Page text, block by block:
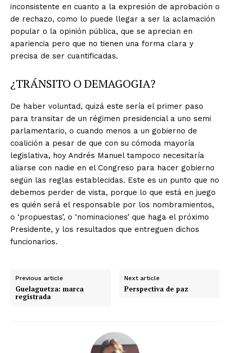
inconsistente en cuanto a la expresión de aprobación o
de rechazo, como lo puede llegar a ser la aclamación
popular o la opinión pública, que se aprecian en
apariencia pero que no tienen una forma clara y
precisa de ser cuantificadas.
¿TRÁNSITO O DEMAGOGIA?
De haber voluntad, quizá este sería el primer paso
para transitar de un régimen presidencial a uno semi
parlamentario, o cuando menos a un gobierno de
coalición a pesar de que con su cómoda mayoría
legislativa, hoy Andrés Manuel tampoco necesitaría
aliarse con nadie en el Congreso para hacer gobierno
según las reglas establecidas. Este es un punto que no
debemos perder de vista, porque lo que está en juego
es quién será el responsable por los nombramientos,
o ‘propuestas’, o ‘nominaciones’ que haga el próximo
Presidente, y los resultados que entreguen dichos
funcionarios.
Previous article
Guelaguetza: marca
registrada
Next article
Perspectiva de paz